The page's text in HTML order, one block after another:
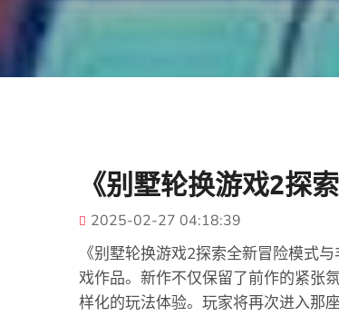
《别墅轮换游戏2探
2025-02-27 04:18:39
《别墅轮换游戏2探索全新冒险模式
戏作品。新作不仅保留了前作的紧张
样化的玩法体验。玩家将再次进入那